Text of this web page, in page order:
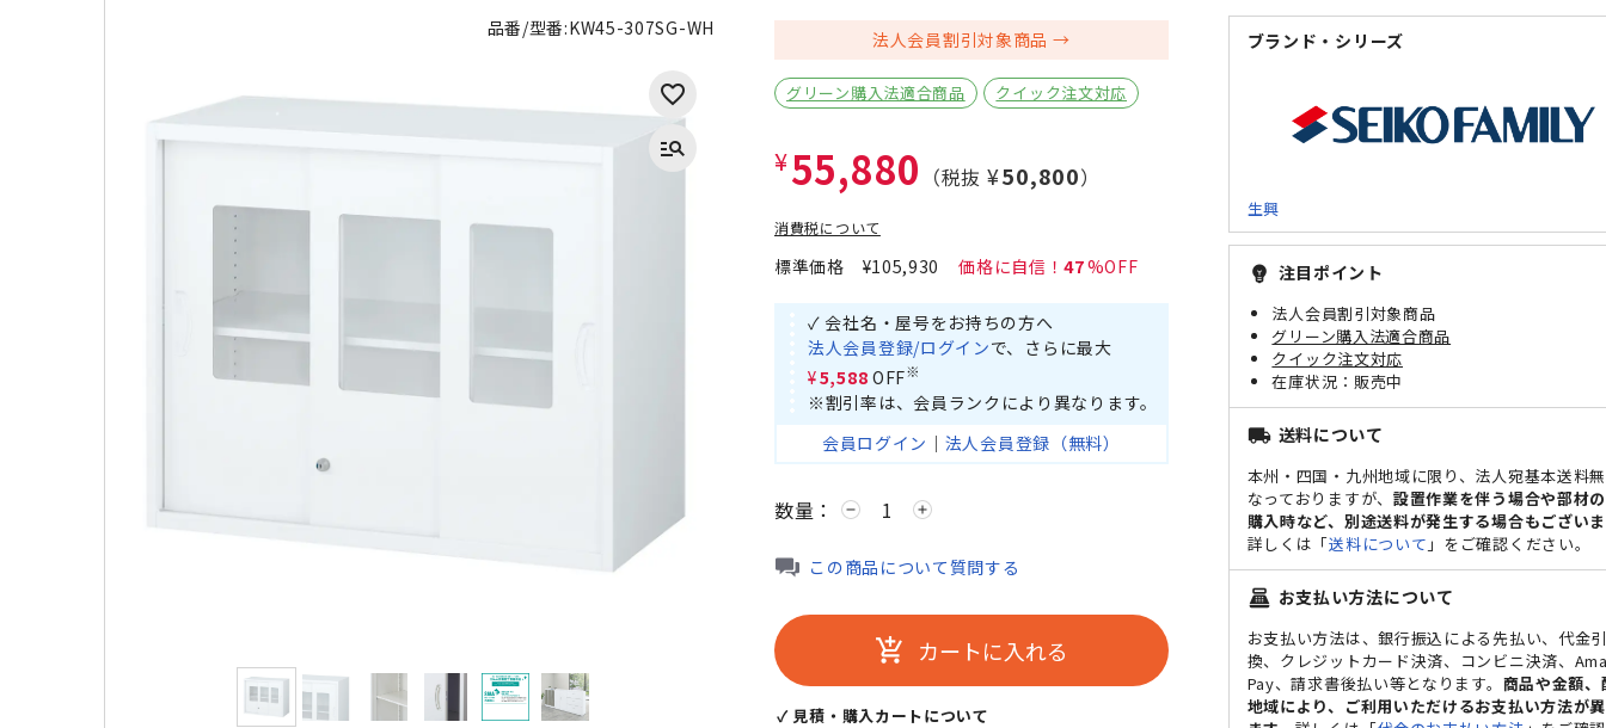
品番/型番:KW45-307SG-WH 法人会員割引対象商品
グリーン購入法適合商品 クイック注文対応
¥55,880 （税抜 ¥50,800）
消費税について
標準価格 ¥105,930 47
✓ 会社名・屋号をお持ちの方へ
法人会員登録/ログインで、さらに最大
¥5,588 OFF※
※割引率は、会員ランクにより異なります。
会員ログイン ｜ 法人会員登録（無料）
数量： remove add
この商品について質問する
add_shopping_cart カートに入れる
✓ 見積・購入カートについて
ブランド・シリーズ
生興
emoji_objects 注目ポイント
法人会員割引対象商品
グリーン購入法適合商品
クイック注文対応
販売中
local_shipping 送料について
本州・四国・九州地域に限り、法人宛基本送料
なっておりますが、 設置作業を伴う場合や部材
購入時など、別途送料が発生する場合もござい
詳しくは「送料について 」をご確認ください。
point_of_sale お支払い方法について
お支払い方法は、銀行振込による先払い、代金
換、クレジットカード決済、コンビニ決済、
Pay、請求書後払い等となります。 商品や金額、
地域により、ご利用いただけるお支払い方法が